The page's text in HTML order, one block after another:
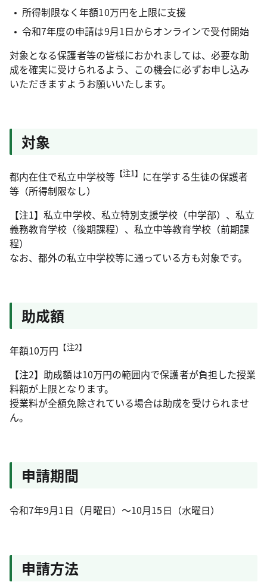
所得制限なく年額10万円を上限に支援
令和7年度の申請は9月1日からオンラインで受付開始
対象となる保護者等の皆様におかれましては、必要な助
成を確実に受けられるよう、この機会に必ずお申し込み
いただきますようお願いいたします。
対象
都内在住で私立中学校等 【注1】 に在学する生徒の保護者
等（所得制限なし）
【注1】私立中学校、私立特別支援学校（中学部）、私立
義務教育学校（後期課程）、私立中等教育学校（前期課
程）
なお、都外の私立中学校等に通っている方も対象です。
助成額
年額10万円 【注2】
【注2】助成額は10万円の範囲内で保護者が負担した授業
料額が上限となります。
授業料が全額免除されている場合は助成を受けられませ
ん。
申請期間
令和7年9月1日（月曜日）～10月15日（水曜日）
申請方法